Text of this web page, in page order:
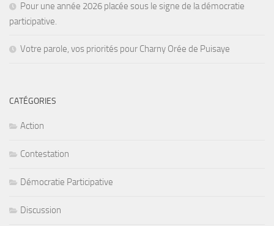
Pour une année 2026 placée sous le signe de la démocratie
participative.
Votre parole, vos priorités pour Charny Orée de Puisaye
CATÉGORIES
Action
Contestation
Démocratie Participative
Discussion